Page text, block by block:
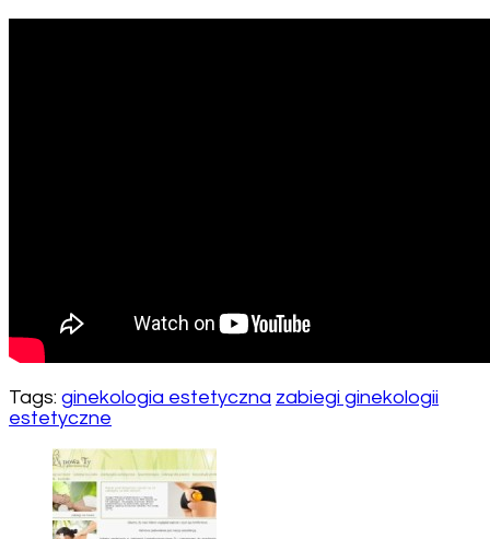
Tags: ginekologia estetyczna zabiegi ginekologii
estetyczne
Post
Navigation